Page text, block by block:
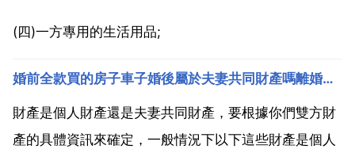
(四)一方專用的生活用品;
婚前全款買的房子車子婚後屬於夫妻共同財產嗎離婚了怎麼分
財產是個人財產還是夫妻共同財產，要根據你們雙方財
產的具體資訊來確定，一般情況下以下這些財產是個人